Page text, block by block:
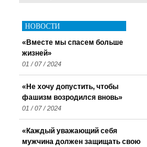
НОВОСТИ
«Вместе мы спасем больше
жизней»
01 / 07 / 2024
«Не хочу допустить, чтобы
фашизм возродился вновь»
01 / 07 / 2024
«Каждый уважающий себя
мужчина должен защищать свою